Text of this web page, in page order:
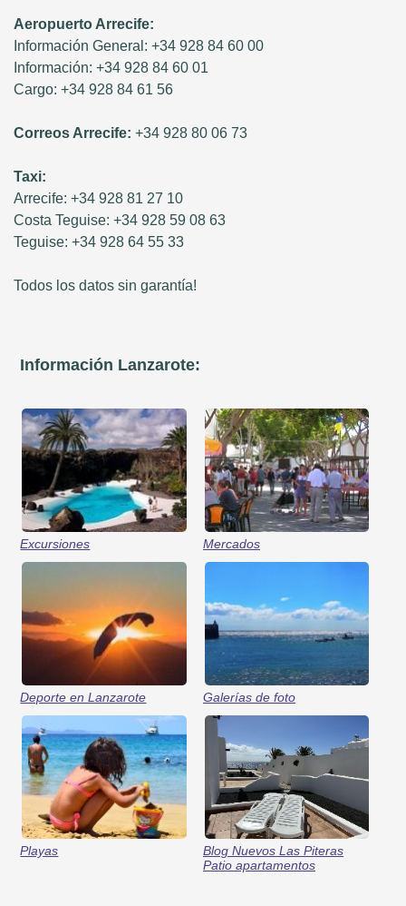
Aeropuerto Arrecife:
Información General: +34 928 84 60 00
Información: +34 928 84 60 01
Cargo: +34 928 84 61 56
Correos Arrecife: +34 928 80 06 73
Taxi:
Arrecife: +34 928 81 27 10
Costa Teguise: +34 928 59 08 63
Teguise: +34 928 64 55 33
Todos los datos sin garantía!
Información Lanzarote:
Excursiones Mercados
Deporte en Lanzarote Galerías de foto
Playas
Blog Nuevos Las Piteras
Patio apartamentos